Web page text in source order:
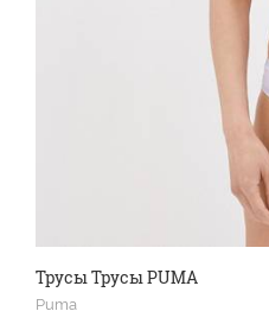
Трусы Трусы PUMA
Puma